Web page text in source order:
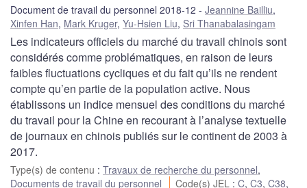
Document de travail du personnel 2018-12 Jeannine Bailliu,
Xinfen Han, Mark Kruger, Yu-Hsien Liu, Sri Thanabalasingam
Les indicateurs officiels du marché du travail chinois sont
considérés comme problématiques, en raison de leurs
faibles fluctuations cycliques et du fait qu’ils ne rendent
compte qu’en partie de la population active. Nous
établissons un indice mensuel des conditions du marché
du travail pour la Chine en recourant à l’analyse textuelle
de journaux en chinois publiés sur le continent de 2003 à
2017.
Type(s) de contenu : Travaux de recherche du personnel,
Documents de travail du personnel
Code(s) JEL :C,C3,C38,